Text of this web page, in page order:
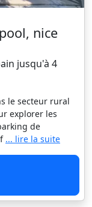
nice
jusqu'à 4
le secteur rural
explorer les
de
... lire la suite